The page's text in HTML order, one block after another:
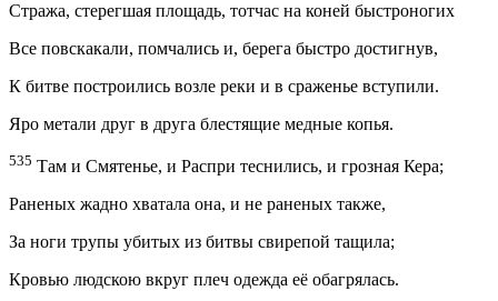
Стража, стерегшая площадь, тотчас на коней быстроногих
Все повскакали, помчались и, берега быстро достигнув,
К битве построились возле реки и в сраженье вступили.
Яро метали друг в друга блестящие медные копья.
535 Там и Смятенье, и Распри теснились, и грозная Кера;
Раненых жадно хватала она, и не раненых также,
За ноги трупы убитых из битвы свирепой тащила;
Кровью людскою вкруг плеч одежда её обагрялась.